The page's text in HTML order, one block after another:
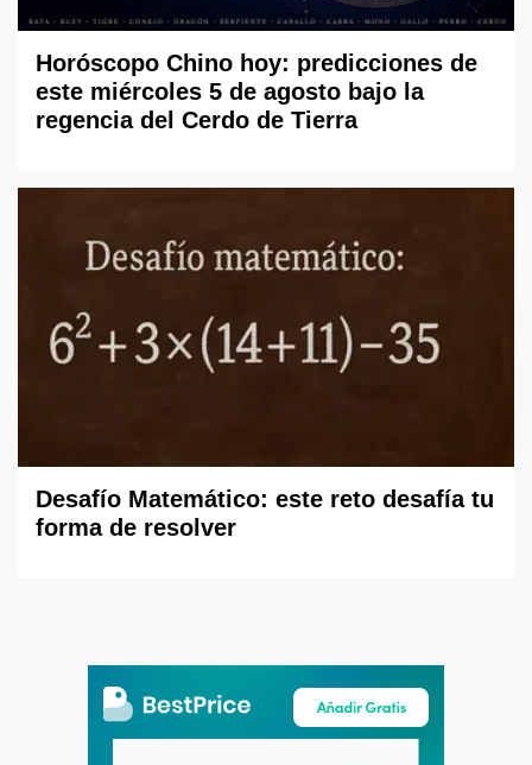
Horóscopo Chino hoy: predicciones de
este miércoles 5 de agosto bajo la
regencia del Cerdo de Tierra
Desafío Matemático: este reto desafía tu
forma de resolver